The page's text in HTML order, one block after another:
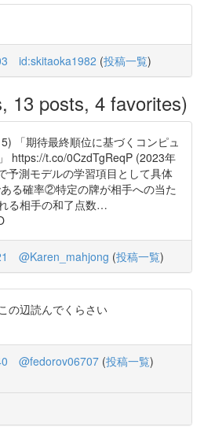
id:skitaoka1982 (投稿一覧)
13 posts, 4 favorites)
「期待最終順位に基づくコンピュ
https://t.co/0CzdTgReqP (2023年
予測モデルの学習項目として具体
る確率②特定の牌が相手への当た
る相手の和了点数…
@Karen_mahjong (投稿一覧)
の辺読んでくらさい
@fedorov06707 (投稿一覧)